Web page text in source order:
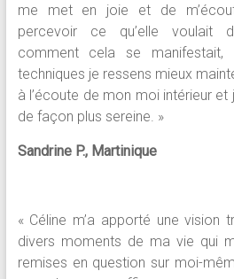
me met en joie et de
percevoir ce qu’elle voulait
comment cela se manifestait,
techniques je ressens mieux
à l’écoute de mon moi intérieur
de façon plus sereine. »
Sandrine P., Martinique
« Céline m’a apporté une vision
divers moments de ma vie qui
remises en question sur moi-